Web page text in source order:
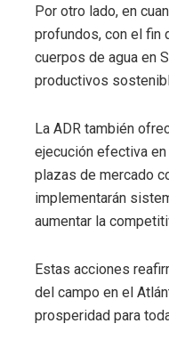
Por otro lado, en
profundos, con el fin
cuerpos de agua en
productivos
La ADR también
ejecución efectiva
plazas de mercado
implementarán
aumentar la
Estas acciones
del campo en el
prosperidad para